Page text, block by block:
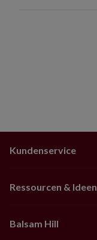
Kundenservice
Ressourcen & Ideen
Balsam Hill